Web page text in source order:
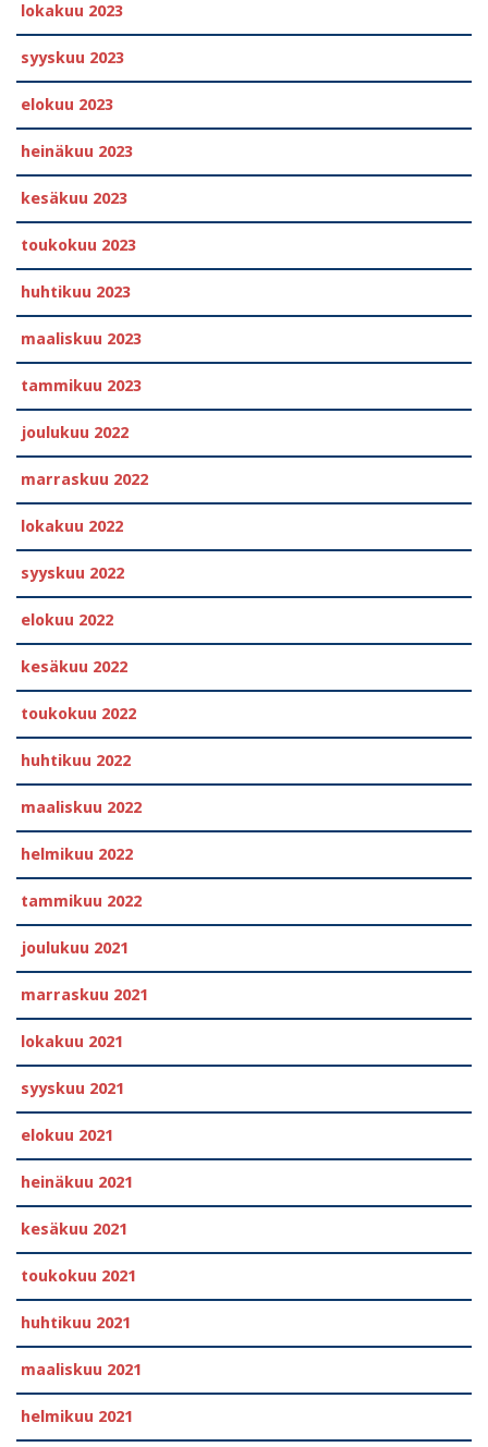
lokakuu 2023
syyskuu 2023
elokuu 2023
heinäkuu 2023
kesäkuu 2023
toukokuu 2023
huhtikuu 2023
maaliskuu 2023
tammikuu 2023
joulukuu 2022
marraskuu 2022
lokakuu 2022
syyskuu 2022
elokuu 2022
kesäkuu 2022
toukokuu 2022
huhtikuu 2022
maaliskuu 2022
helmikuu 2022
tammikuu 2022
joulukuu 2021
marraskuu 2021
lokakuu 2021
syyskuu 2021
elokuu 2021
heinäkuu 2021
kesäkuu 2021
toukokuu 2021
huhtikuu 2021
maaliskuu 2021
helmikuu 2021